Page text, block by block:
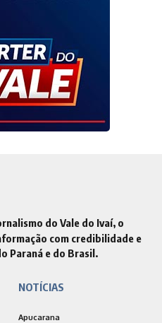
do Vale do Ivaí, o
com credibilidade e
Paraná e do Brasil.
NOTÍCIAS
Apucarana